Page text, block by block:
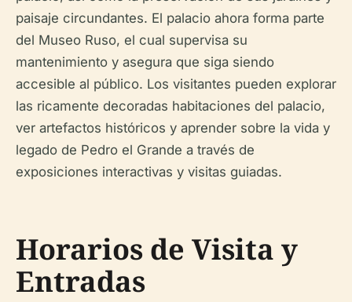
paisaje circundantes. El palacio ahora forma parte
del Museo Ruso, el cual supervisa su
mantenimiento y asegura que siga siendo
accesible al público. Los visitantes pueden explorar
las ricamente decoradas habitaciones del palacio,
ver artefactos históricos y aprender sobre la vida y
legado de Pedro el Grande a través de
exposiciones interactivas y visitas guiadas.
Horarios de Visita y
Entradas